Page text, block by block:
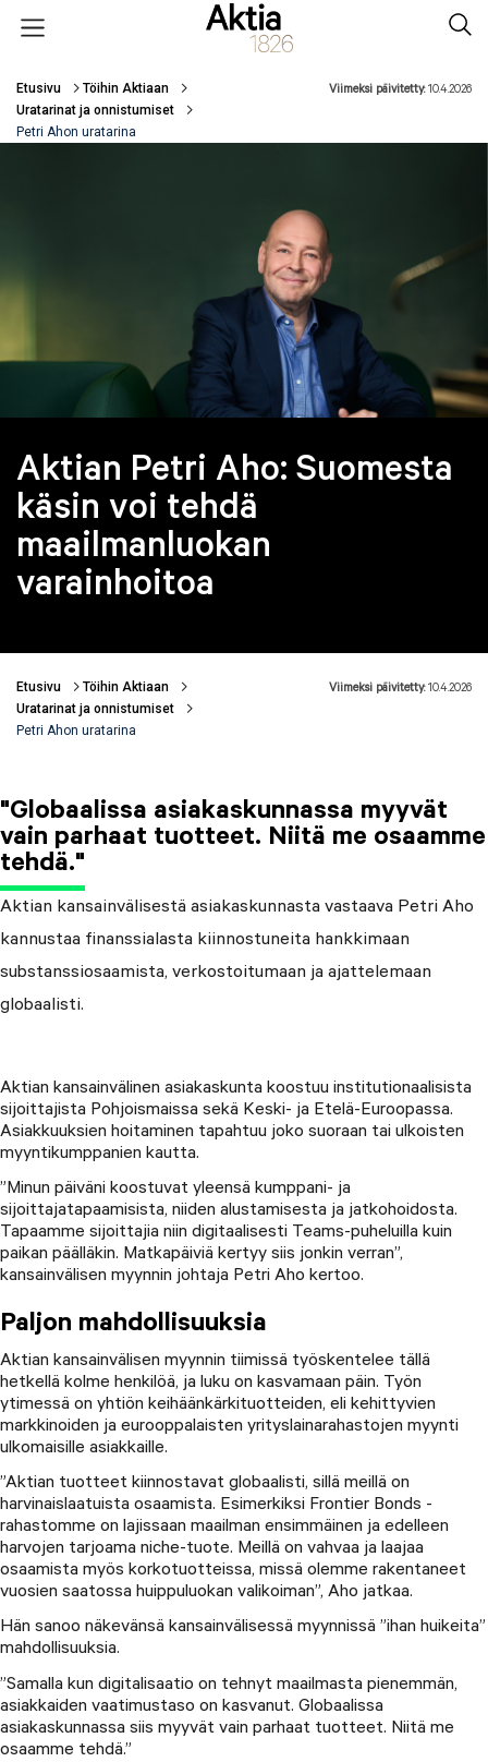
Open menu
Murupolku
Etusivu
Töihin Aktiaan
Uratarinat ja onnistumiset
Petri Ahon uratarina
Viimeksi päivitetty:10.4.2026
Aktian Petri Aho: Suomesta
käsin voi tehdä
maailmanluokan
varainhoitoa
Murupolku
Etusivu
Töihin Aktiaan
Uratarinat ja onnistumiset
Petri Ahon uratarina
Viimeksi päivitetty:10.4.2026
"Globaalissa asiakaskunnassa myyvät
vain parhaat tuotteet. Niitä me osaamme
tehdä."
Aktian kansainvälisestä asiakaskunnasta vastaava Petri Aho
kannustaa finanssialasta kiinnostuneita hankkimaan
substanssiosaamista, verkostoitumaan ja ajattelemaan
globaalisti.
Aktian kansainvälinen asiakaskunta koostuu institutionaalisista
sijoittajista Pohjoismaissa sekä Keski- ja Etelä-Euroopassa.
Asiakkuuksien hoitaminen tapahtuu joko suoraan tai ulkoisten
myyntikumppanien kautta.
”Minun päiväni koostuvat yleensä kumppani- ja
sijoittajatapaamisista, niiden alustamisesta ja jatkohoidosta.
Tapaamme sijoittajia niin digitaalisesti Teams-puheluilla kuin
paikan päälläkin. Matkapäiviä kertyy siis jonkin verran”,
kansainvälisen myynnin johtaja Petri Aho kertoo.
Paljon mahdollisuuksia
Aktian kansainvälisen myynnin tiimissä työskentelee tällä
hetkellä kolme henkilöä, ja luku on kasvamaan päin. Työn
ytimessä on yhtiön keihäänkärkituotteiden, eli kehittyvien
markkinoiden ja eurooppalaisten yrityslainarahastojen myynti
ulkomaisille asiakkaille.
”Aktian tuotteet kiinnostavat globaalisti, sillä meillä on
harvinaislaatuista osaamista. Esimerkiksi Frontier Bonds -
rahastomme on lajissaan maailman ensimmäinen ja edelleen
harvojen tarjoama niche-tuote. Meillä on vahvaa ja laajaa
osaamista myös korkotuotteissa, missä olemme rakentaneet
vuosien saatossa huippuluokan valikoiman”, Aho jatkaa.
Hän sanoo näkevänsä kansainvälisessä myynnissä ”ihan huikeita”
mahdollisuuksia.
”Samalla kun digitalisaatio on tehnyt maailmasta pienemmän,
asiakkaiden vaatimustaso on kasvanut. Globaalissa
asiakaskunnassa siis myyvät vain parhaat tuotteet. Niitä me
osaamme tehdä.”